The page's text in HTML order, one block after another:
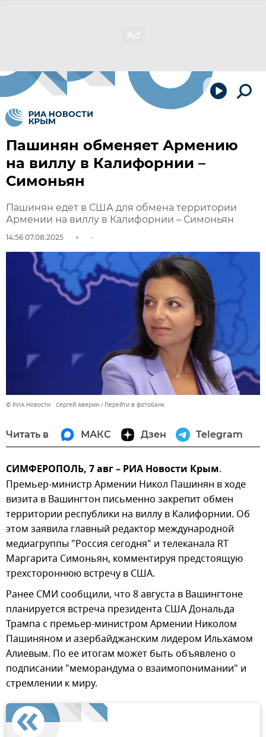
Пашинян обменяет Армению
на виллу в Калифорнии –
Симоньян
Пашинян едет в США для обмена территории
Армении на виллу в Калифорнии – Симоньян
14:56 07.08.2025
© РИА Новости . Сергей Аверин Перейти в фотобанк
Читать в МАКС Дзен Telegram
СИМФЕРОПОЛЬ, 7 авг – РИА Новости Крым.
Премьер-министр Армении Никол Пашинян в ходе
визита в Вашингтон письменно закрепит обмен
территории республики на виллу в Калифорнии. Об
этом заявила главный редактор международной
медиагруппы "Россия сегодня" и телеканала RT
Маргарита Симоньян, комментируя предстоящую
трехстороннюю встречу в США.
Ранее СМИ сообщили, что 8 августа в Вашингтоне
планируется встреча президента США Дональда
Трампа с премьер-министром Армении Николом
Пашиняном и азербайджанским лидером Ильхамом
Алиевым. По ее итогам может быть объявлено о
подписании "меморандума о взаимопонимании" и
стремлении к миру.